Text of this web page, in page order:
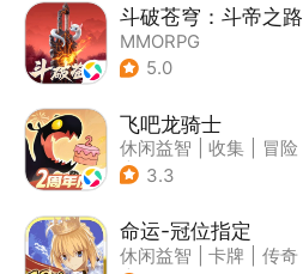
斗破苍穹：斗帝之路
MMORPG
5.0
飞吧龙骑士
休闲益智 收集
冒险
| 宠物
3.3
命运-冠位指定
休闲益智 卡牌
传奇